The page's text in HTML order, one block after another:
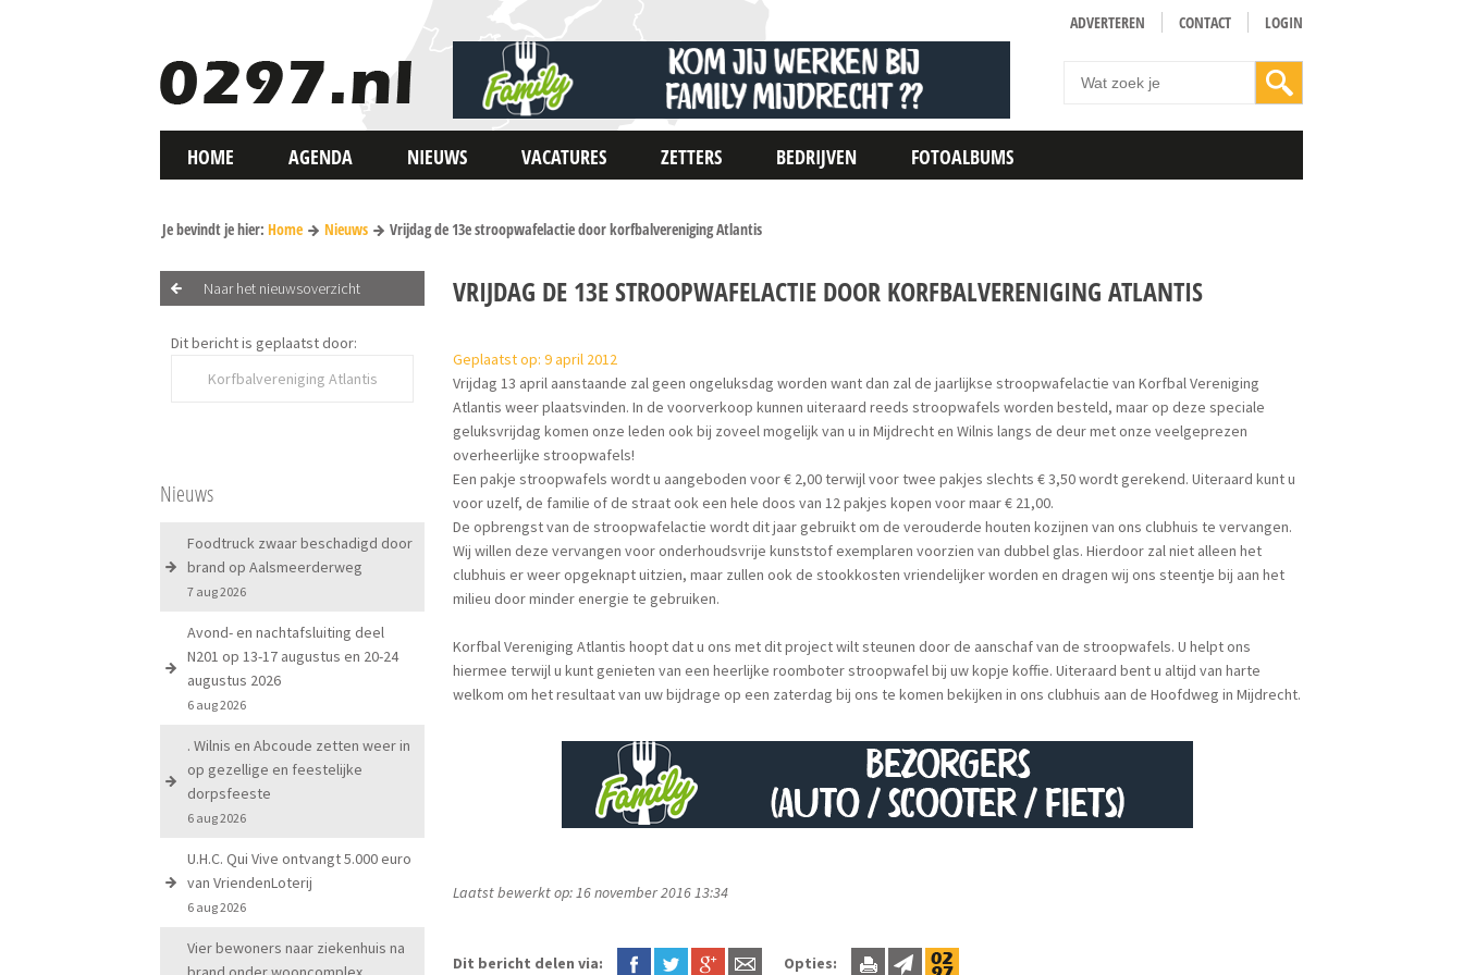
ADVERTEREN CONTACT LOGIN
HOME AGENDA NIEUWS VACATURES ZETTERS BEDRIJVEN FOTOALBUMS
Je bevindt je hier: Home Nieuws Vrijdag de 13e stroopwafelactie door korfbalvereniging Atlantis
Naar het nieuwsoverzicht
Dit bericht is geplaatst door:
Korfbalvereniging Atlantis
Nieuws
Foodtruck zwaar beschadigd door
brand op Aalsmeerderweg
7 aug 2026
Avond- en nachtafsluiting deel
N201 op 13-17 augustus en 20-24
augustus 2026
6 aug 2026
. Wilnis en Abcoude zetten weer in
op gezellige en feestelijke
dorpsfeeste
6 aug 2026
U.H.C. Qui Vive ontvangt 5.000 euro
van VriendenLoterij
6 aug 2026
Vier bewoners naar ziekenhuis na
VRIJDAG DE 13E STROOPWAFELACTIE DOOR KORFBALVERENIGING ATLANTIS
Geplaatst op: 9 april 2012
Vrijdag 13 april aanstaande zal geen ongeluksdag worden want dan zal de jaarlijkse stroopwafelactie van Korfbal Vereniging
Atlantis weer plaatsvinden. In de voorverkoop kunnen uiteraard reeds stroopwafels worden besteld, maar op deze speciale
geluksvrijdag komen onze leden ook bij zoveel mogelijk van u in Mijdrecht en Wilnis langs de deur met onze veelgeprezen
overheerlijke stroopwafels!
Een pakje stroopwafels wordt u aangeboden voor € 2,00 terwijl voor twee pakjes slechts € 3,50 wordt gerekend. Uiteraard kunt u
voor uzelf, de familie of de straat ook een hele doos van 12 pakjes kopen voor maar € 21,00.
De opbrengst van de stroopwafelactie wordt dit jaar gebruikt om de verouderde houten kozijnen van ons clubhuis te vervangen.
Wij willen deze vervangen voor onderhoudsvrije kunststof exemplaren voorzien van dubbel glas. Hierdoor zal niet alleen het
clubhuis er weer opgeknapt uitzien, maar zullen ook de stookkosten vriendelijker worden en dragen wij ons steentje bij aan het
milieu door minder energie te gebruiken.
Korfbal Vereniging Atlantis hoopt dat u ons met dit project wilt steunen door de aanschaf van de stroopwafels. U helpt ons
hiermee terwijl u kunt genieten van een heerlijke roomboter stroopwafel bij uw kopje koffie. Uiteraard bent u altijd van harte
welkom om het resultaat van uw bijdrage op een zaterdag bij ons te komen bekijken in ons clubhuis aan de Hoofdweg in Mijdrecht.
Laatst bewerkt op: 16 november 2016 13:34
Dit bericht delen via: Opties: